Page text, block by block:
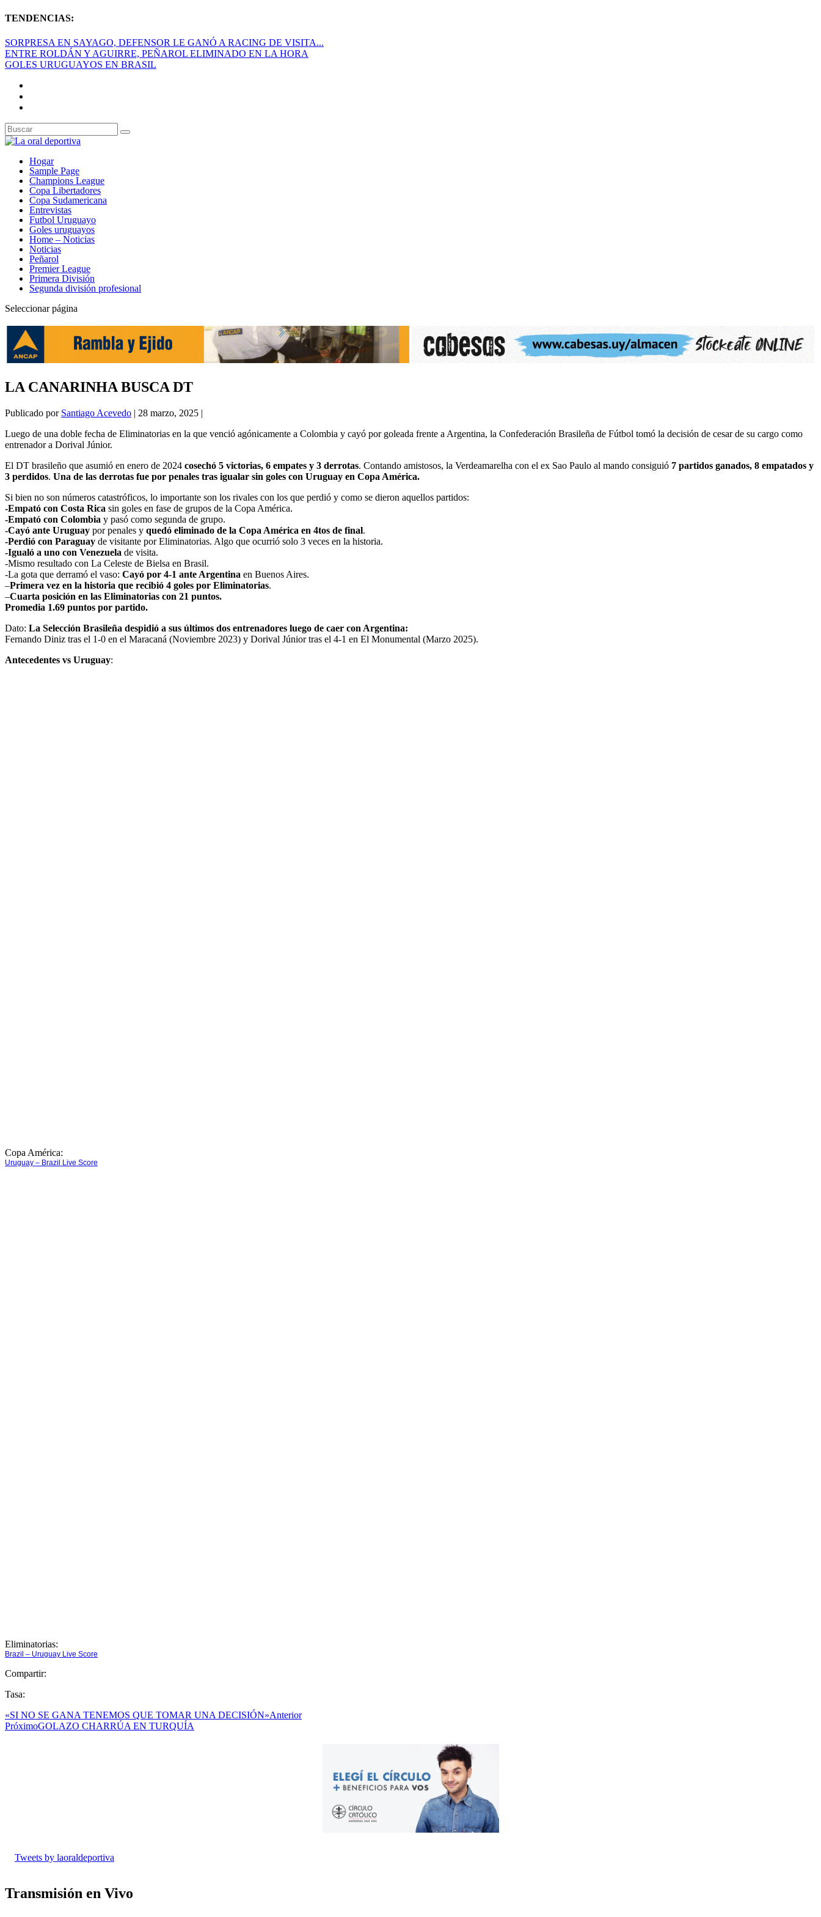
TENDENCIAS:
SORPRESA EN SAYAGO, DEFENSOR LE GANÓ A RACING DE VISITA...
ENTRE ROLDÁN Y AGUIRRE, PEÑAROL ELIMINADO EN LA HORA
GOLES URUGUAYOS EN BRASIL
Hogar
Sample Page
Champions League
Copa Libertadores
Copa Sudamericana
Entrevistas
Futbol Uruguayo
Goles uruguayos
Home – Noticias
Noticias
Peñarol
Premier League
Primera División
Segunda división profesional
Seleccionar página
LA CANARINHA BUSCA DT
Publicado por Santiago Acevedo | 28 marzo, 2025 |
Luego de una doble fecha de Eliminatorias en la que venció agónicamente a Colombia y cayó por goleada frente a Argentina, la Confederación Brasileña de Fútbol tomó la decisión de cesar de su cargo como
entrenador a Dorival Júnior.
El DT brasileño que asumió en enero de 2024 cosechó 5 victorias, 6 empates y 3 derrotas. Contando amistosos, la Verdeamarelha con el ex Sao Paulo al mando consiguió 7 partidos ganados, 8 empatados y
3 perdidos. Una de las derrotas fue por penales tras igualar sin goles con Uruguay en Copa América.
Si bien no son números catastróficos, lo importante son los rivales con los que perdió y como se dieron aquellos partidos:
-Empató con Costa Rica sin goles en fase de grupos de la Copa América.
-Empató con Colombia y pasó como segunda de grupo.
-Cayó ante Uruguay por penales y quedó eliminado de la Copa América en 4tos de final.
-Perdió con Paraguay de visitante por Eliminatorias. Algo que ocurrió solo 3 veces en la historia.
-Igualó a uno con Venezuela de visita.
-Mismo resultado con La Celeste de Bielsa en Brasil.
-La gota que derramó el vaso: Cayó por 4-1 ante Argentina en Buenos Aires.
–Primera vez en la historia que recibió 4 goles por Eliminatorias.
–Cuarta posición en las Eliminatorias con 21 puntos.
Promedia 1.69 puntos por partido.
Dato: La Selección Brasileña despidió a sus últimos dos entrenadores luego de caer con Argentina:
Fernando Diniz tras el 1-0 en el Maracaná (Noviembre 2023) y Dorival Júnior tras el 4-1 en El Monumental (Marzo 2025).
Antecedentes vs Uruguay:
Copa América:
Uruguay – Brazil Live Score
Eliminatorias:
Brazil – Uruguay Live Score
Compartir:
Tasa:
«SI NO SE GANA TENEMOS QUE TOMAR UNA DECISIÓN»Anterior
PróximoGOLAZO CHARRÚA EN TURQUÍA
Tweets by laoraldeportiva
Transmisión en Vivo